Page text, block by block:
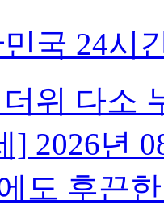
국 24시
위 다소
] 2026년
도 후끈